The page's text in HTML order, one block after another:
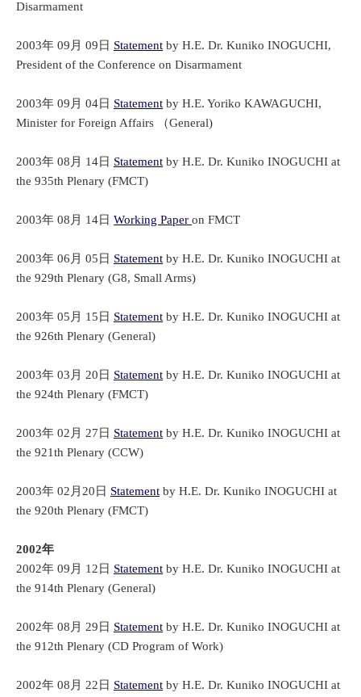
Disarmament
2003年 09月 09日 Statement by H.E. Dr. Kuniko INOGUCHI,
President of the Conference on Disarmament
2003年 09月 04日 Statement by H.E. Yoriko KAWAGUCHI,
Minister for Foreign Affairs （General)
2003年 08月 14日 Statement by H.E. Dr. Kuniko INOGUCHI at
the 935th Plenary (FMCT)
2003年 08月 14日 Working Paper on FMCT
2003年 06月 05日 Statement by H.E. Dr. Kuniko INOGUCHI at
the 929th Plenary (G8, Small Arms)
2003年 05月 15日 Statement by H.E. Dr. Kuniko INOGUCHI at
the 926th Plenary (General)
2003年 03月 20日 Statement by H.E. Dr. Kuniko INOGUCHI at
the 924th Plenary (FMCT)
2003年 02月 27日 Statement by H.E. Dr. Kuniko INOGUCHI at
the 921th Plenary (CCW)
2003年 02月20日 Statement by H.E. Dr. Kuniko INOGUCHI at
the 920th Plenary (FMCT)
2002年
2002年 09月 12日 Statement by H.E. Dr. Kuniko INOGUCHI at
the 914th Plenary (General)
2002年 08月 29日 Statement by H.E. Dr. Kuniko INOGUCHI at
the 912th Plenary (CD Program of Work)
2002年 08月 22日 Statement by H.E. Dr. Kuniko INOGUCHI at